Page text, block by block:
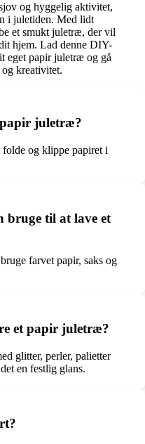
og hyggelig aktivitet,
i juletiden. Med lidt
et smukt juletræ, der vil
hjem. Lad denne DIY-
eget papir juletræ og gå
kreativitet.
juletræ?
og klippe papiret i
bruge til at lave et
farvet papir, saks og
et papir juletræ?
glitter, perler, palietter
en festlig glans.